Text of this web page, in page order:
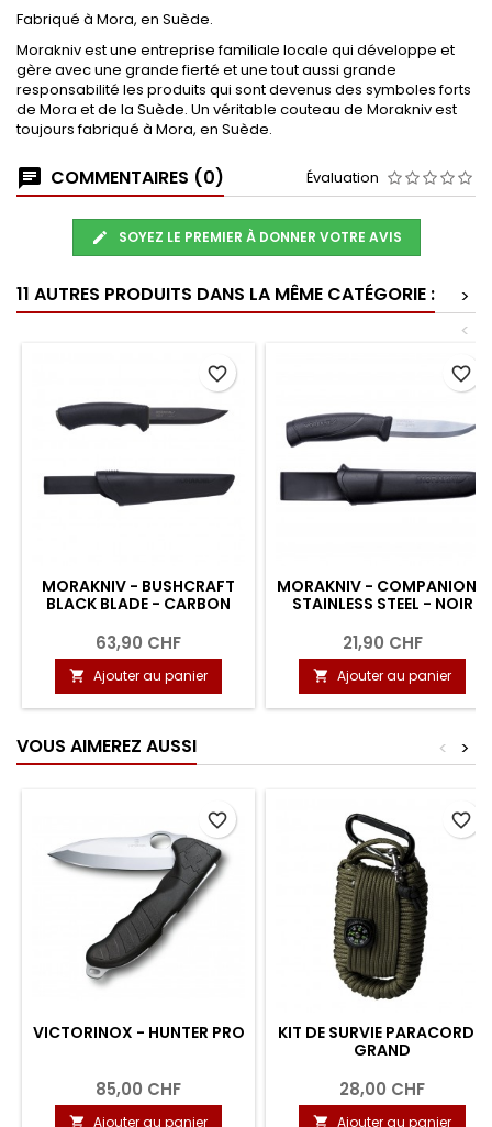
Fabriqué à Mora, en Suède.
Morakniv est une entreprise familiale locale qui développe et
gère avec une grande fierté et une tout aussi grande
responsabilité les produits qui sont devenus des symboles forts
de Mora et de la Suède. Un véritable couteau de Morakniv est
toujours fabriqué à Mora, en Suède.
COMMENTAIRES (0) Évaluation
SOYEZ LE PREMIER À DONNER VOTRE AVIS
11 AUTRES PRODUITS DANS LA MÊME CATÉGORIE :
>
<
MORAKNIV - BUSHCRAFT
BLACK BLADE - CARBON
63,90 CHF
 Ajouter au panier
favorite_border
MORAKNIV - COMPANION -
STAINLESS STEEL - NOIR
21,90 CHF
 Ajouter au panier
favorite_border
VOUS AIMEREZ AUSSI >
<
VICTORINOX - HUNTER PRO
85,00 CHF
 Ajouter au panier
favorite_border
KIT DE SURVIE PARACORD -
GRAND
28,00 CHF
 Ajouter au panier
favorite_border